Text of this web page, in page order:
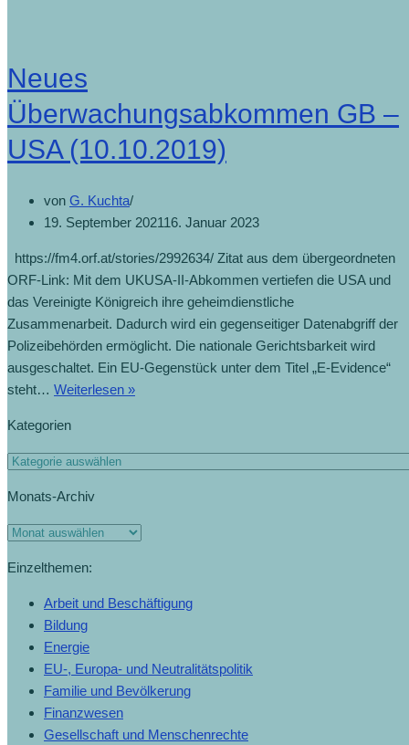
Neues
Überwachungsabkommen GB –
USA (10.10.2019)
von G. Kuchta
19. September 202116. Januar 2023
https://fm4.orf.at/stories/2992634/ Zitat aus dem übergeordneten
ORF-Link: Mit dem UKUSA-II-Abkommen vertiefen die USA und
das Vereinigte Königreich ihre geheimdienstliche
Zusammenarbeit. Dadurch wird ein gegenseitiger Datenabgriff der
Polizeibehörden ermöglicht. Die nationale Gerichtsbarkeit wird
ausgeschaltet. Ein EU-Gegenstück unter dem Titel „E-Evidence“
steht… Weiterlesen »
Kategorien
Monats-Archiv
Einzelthemen:
Arbeit und Beschäftigung
Bildung
Energie
EU-, Europa- und Neutralitätspolitik
Familie und Bevölkerung
Finanzwesen
Gesellschaft und Menschenrechte